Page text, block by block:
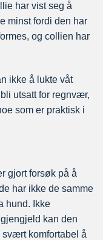
har vist seg å
minst fordi den har
og collien har
ikke å lukte våt
utsatt for regnvær,
som er praktisk i
gjort forsøk på å
har ikke de samme
hund. Ikke
kan den
komfortabel å